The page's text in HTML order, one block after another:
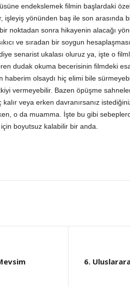
endekslemek filmin başlardaki
işleyiş yönünden baş ile son arasında
noktadan sonra hikayenin alacağı
ve sıradan bir soygun
senarist ukalası oluruz ya, işte o
dudak okuma becerisinin filmdeki
haberim olsaydı hiç elimi bile
vermeyebilir. Bazen öpüşme
veya erken davranırsanız
o da muamma. İşte bu gibi
boyutsuz kalabilir bir anda.
6.